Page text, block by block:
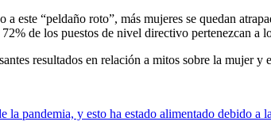
este “peldaño roto”, más mujeres se quedan
de los puestos de nivel directivo pertenezcan a
resultados en relación a mitos sobre la mujer y
la pandemia, y esto ha estado alimentado debido